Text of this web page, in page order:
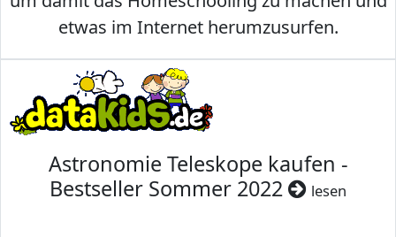
etwas im Internet herumzusurfen.
Astronomie Teleskope kaufen -
Bestseller Sommer 2022
lesen